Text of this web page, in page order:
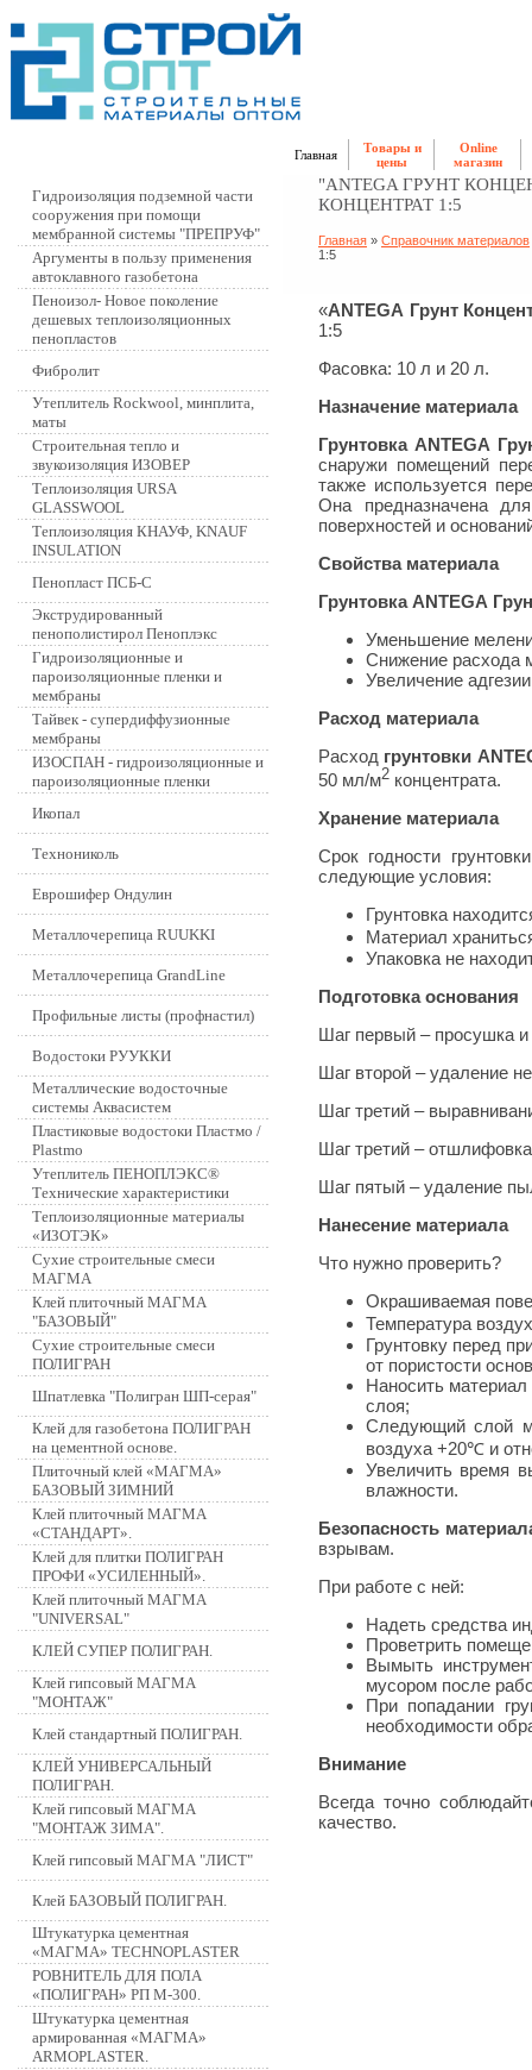
Гидроизоляция подземной части
сооружения при помощи
мембранной системы "ПРЕПРУФ"
Аргументы в пользу применения
автоклавного газобетона
Пеноизол- Новое поколение
дешевых теплоизоляционных
пенопластов
Фибролит
Утеплитель Rockwool, минплита,
маты
Строительная тепло и
звукоизоляция ИЗОВЕР
Теплоизоляция URSA
GLASSWOOL
Теплоизоляция КНАУФ, KNAUF
INSULATION
Пенопласт ПСБ-С
Экструдированный
пенополистирол Пеноплэкс
Гидроизоляционные и
пароизоляционные пленки и
мембраны
Тайвек - супердиффузионные
мембраны
ИЗОСПАН - гидроизоляционные и
пароизоляционные пленки
Икопал
Технониколь
Еврошифер Ондулин
Металлочерепица RUUKKI
Металлочерепица GrandLine
Профильные листы (профнастил)
Водостоки РУУККИ
Металлические водосточные
системы Аквасистем
Пластиковые водостоки Пластмо /
Plastmo
Утеплитель ПЕНОПЛЭКС®
Технические характеристики
Теплоизоляционные материалы
«ИЗОТЭК»
Сухие строительные смеси
МАГМА
Клей плиточный МАГМА
"БАЗОВЫЙ"
Сухие строительные смеси
ПОЛИГРАН
Шпатлевка "Полигран ШП-серая"
Клей для газобетона ПОЛИГРАН
на цементной основе.
Плиточный клей «МАГМА»
БАЗОВЫЙ ЗИМНИЙ
Клей плиточный МАГМА
«СТАНДАРТ».
Клей для плитки ПОЛИГРАН
ПРОФИ «УСИЛЕННЫЙ».
Клей плиточный МАГМА
"UNIVERSAL"
КЛЕЙ СУПЕР ПОЛИГРАН.
Клей гипсовый МАГМА
"МОНТАЖ"
Клей стандартный ПОЛИГРАН.
КЛЕЙ УНИВЕРСАЛЬНЫЙ
ПОЛИГРАН.
Клей гипсовый МАГМА
"МОНТАЖ ЗИМА".
Клей гипсовый МАГМА "ЛИСТ"
Клей БАЗОВЫЙ ПОЛИГРАН.
Штукатурка цементная
«МАГМА» TECHNOPLASTER
РОВНИТЕЛЬ ДЛЯ ПОЛА
«ПОЛИГРАН» РП М-300.
Штукатурка цементная
армированная «МАГМА»
ARMOPLASTER.
Главная
Товары и
цены
Online
магазин
"ANTEGA ГРУНТ
КОНЦЕНТРАТ 1:5
Главная » Справочник материалов
1:5
«ANTEGA Грунт
1:5
Фасовка: 10 л и 20 л.
Назначение материала
Грунтовка ANTEGA
снаружи помещений
также используется
Она предназначена
поверхностей и
Свойства материала
Грунтовка ANTEGA
Уменьшение
Снижение расхода
Увеличение
Расход материала
Расход грунтовки
50 мл/м2 концентрата.
Хранение материала
Срок годности
следующие условия:
Грунтовка
Материал
Упаковка не
Подготовка основания
Шаг первый – просушка и
Шаг второй – удаление
Шаг третий –
Шаг третий –
Шаг пятый – удаление
Нанесение материала
Что нужно проверить?
Окрашиваемая
Температура
Грунтовку перед
от пористости
Наносить
слоя;
Следующий слой
воздуха +20℃ и
Увеличить время
влажности.
Безопасность
взрывам.
При работе с ней:
Надеть средства
Проветрить
Вымыть
мусором после
При попадании
необходимости
Внимание
Всегда точно
качество.